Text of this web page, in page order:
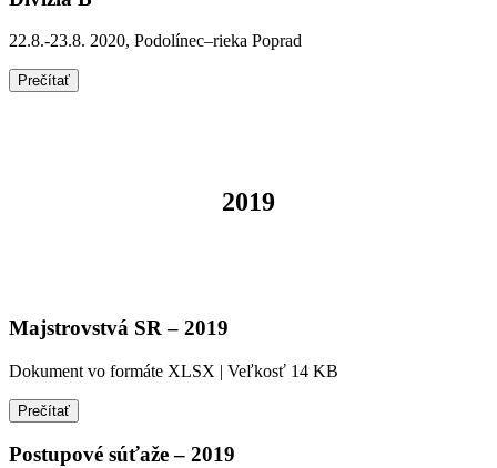
22.8.-23.8. 2020, Podolínec–rieka Poprad
Prečítať
2019
Majstrovstvá SR – 2019
Dokument vo formáte XLSX | Veľkosť 14 KB
Prečítať
Postupové súťaže – 2019